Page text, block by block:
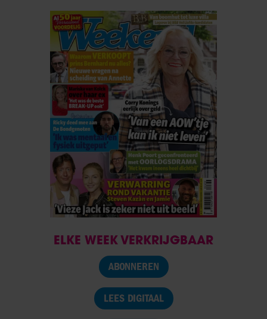
ELKE WEEK VERKRIJGBAAR
ABONNEREN
LEES DIGITAAL